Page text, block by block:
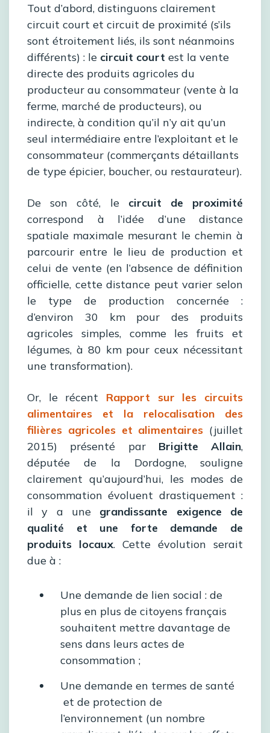
Tout d’abord, distinguons clairement
circuit court et circuit de proximité (s’ils
sont étroitement liés, ils sont néanmoins
différents) : le circuit court est la vente
directe des produits agricoles du
producteur au consommateur (vente à la
ferme, marché de producteurs), ou
indirecte, à condition qu’il n’y ait qu’un
seul intermédiaire entre l’exploitant et le
consommateur (commerçants détaillants
de type épicier, boucher, ou restaurateur).
De son côté, le circuit de proximité
correspond à l’idée d’une distance
spatiale maximale mesurant le chemin à
parcourir entre le lieu de production et
celui de vente (en l’absence de définition
officielle, cette distance peut varier selon
le type de production concernée :
d’environ 30 km pour des produits
agricoles simples, comme les fruits et
légumes, à 80 km pour ceux nécessitant
une transformation).
Or, le récent Rapport sur les circuits
alimentaires et la relocalisation des
filières agricoles et alimentaires (juillet
2015) présenté par Brigitte Allain,
députée de la Dordogne, souligne
clairement qu’aujourd’hui, les modes de
consommation évoluent drastiquement :
il y a une grandissante exigence de
qualité et une forte demande de
produits locaux. Cette évolution serait
due à :
Une demande de lien social : de
plus en plus de citoyens français
souhaitent mettre davantage de
sens dans leurs actes de
consommation ;
Une demande en termes de santé
et de protection de
l’environnement (un nombre